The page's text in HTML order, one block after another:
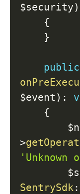
$security)
{
}
public
$event ) :
{
>
'Unknown
SentrySdk